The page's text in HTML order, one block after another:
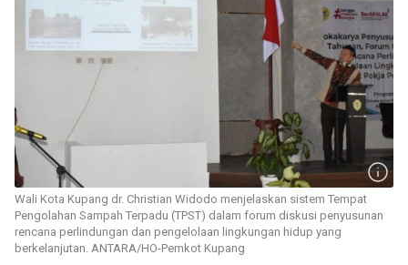
Wali Kota Kupang dr. Christian Widodo menjelaskan sistem Tempat
Pengolahan Sampah Terpadu (TPST) dalam forum diskusi penyusunan
rencana perlindungan dan pengelolaan lingkungan hidup yang
berkelanjutan. ANTARA/HO-Pemkot Kupang